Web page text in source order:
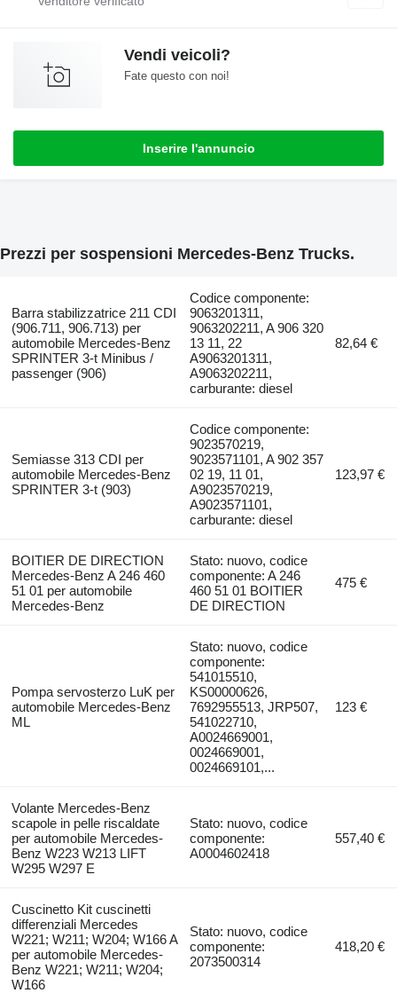
Vendi veicoli?
Fate questo con noi!
Inserire l'annuncio
Prezzi per sospensioni Mercedes-Benz Trucks.
Barra stabilizzatrice 211 CDI
(906.711, 906.713) per
automobile Mercedes-Benz
SPRINTER 3-t Minibus /
passenger (906)
Codice componente:
9063201311,
9063202211, A 906 320
13 11, 22
A9063201311,
A9063202211,
carburante: diesel
82,64 €
Semiasse 313 CDI per
automobile Mercedes-Benz
SPRINTER 3-t (903)
Codice componente:
9023570219,
9023571101, A 902 357
02 19, 11 01,
A9023570219,
A9023571101,
carburante: diesel
123,97 €
BOITIER DE DIRECTION
Mercedes-Benz A 246 460
51 01 per automobile
Mercedes-Benz
Stato: nuovo, codice
componente: A 246
460 51 01 BOITIER
DE DIRECTION
475 €
Pompa servosterzo LuK per
automobile Mercedes-Benz
ML
Stato: nuovo, codice
componente:
541015510,
KS00000626,
7692955513, JRP507,
541022710,
A0024669001,
0024669001,
0024669101,...
123 €
Volante Mercedes-Benz
scapole in pelle riscaldate
per automobile Mercedes-
Benz W223 W213 LIFT
W295 W297 E
Stato: nuovo, codice
componente:
A0004602418
557,40 €
Cuscinetto Kit cuscinetti
differenziali Mercedes
W221; W211; W204; W166 A
per automobile Mercedes-
Benz W221; W211; W204;
W166
Stato: nuovo, codice
componente:
2073500314
418,20 €